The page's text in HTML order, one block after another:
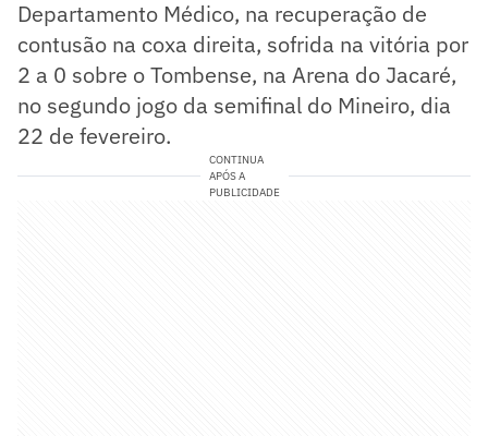
Departamento Médico, na recuperação de
contusão na coxa direita, sofrida na vitória por
2 a 0 sobre o Tombense, na Arena do Jacaré,
no segundo jogo da semifinal do Mineiro, dia
22 de fevereiro.
CONTINUA
APÓS A
PUBLICIDADE